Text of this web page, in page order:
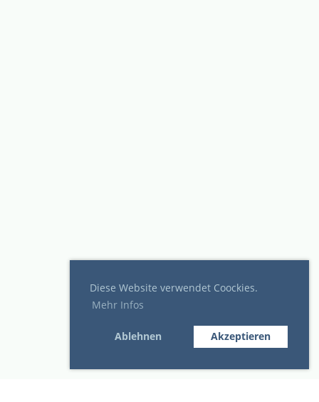
Diese Website verwendet Coockies.
Mehr Infos
Ablehnen Akzeptieren